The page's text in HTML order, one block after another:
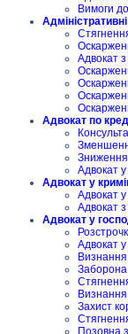
Вимоги
Адвокат
Адвокат по
Зниження
Адвокат у
Адвокат у
Адвокат
Адвокат з
Адвокат у
Адвокат
Заборона
Визнання
Захист